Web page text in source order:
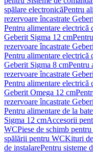
spălare electronicăPentru
rezervoare încastrate
Pentru alimentare electrică
Geberit Sigma 12 cm
rezervoare încastrate
Pentru alimentare electrică
Geberit Sigma 8 cmPentru
rezervoare încastrate
Pentru alimentare electrică
Geberit Omega 12 cm
rezervoare încastrate
Pentru alimentare de la
Sigma 12 cmAccesorii
WCPiese de schimb
spălării pentru WCKituri
de instalarePentru sisteme